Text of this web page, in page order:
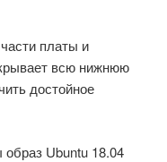
платы и
всю нижнюю
достойное
Ubuntu 18.04